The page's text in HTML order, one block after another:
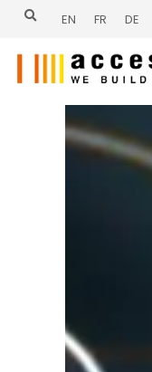
contenuto
EN FR DE